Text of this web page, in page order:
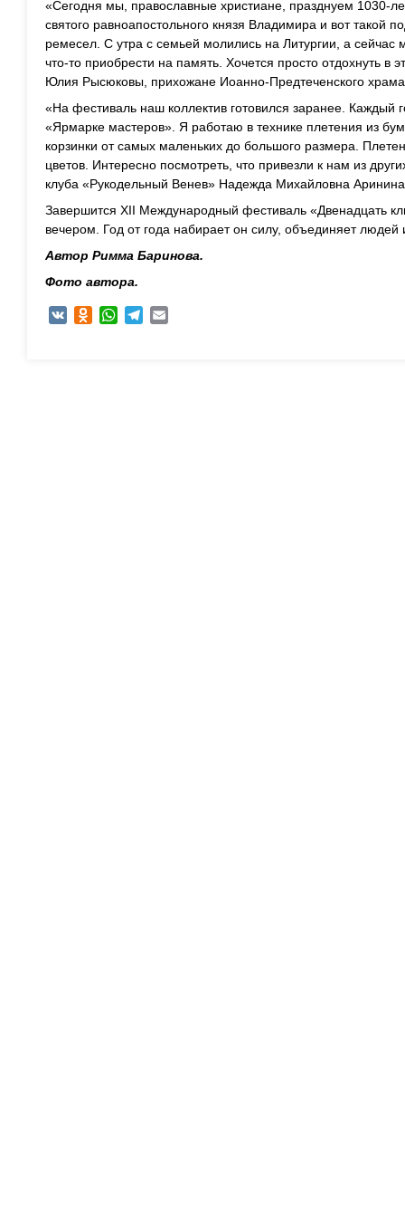
«Сегодня мы, православные христиане, празднуем 1030-
святого равноапостольного князя Владимира и вот такой
ремесел. С утра с семьей молились на Литургии, а сейчас
что-то приобрести на память. Хочется просто отдохнуть
Юлия Рысюковы, прихожане Иоанно-Предтеченского
«На фестиваль наш коллектив готовился заранее. Каждый
«Ярмарке мастеров». Я работаю в технике плетения из
корзинки от самых маленьких до большого размера.
цветов. Интересно посмотреть, что привезли к нам из
клуба «Рукодельный Венев» Надежда Михайловна
Завершится XII Международный фестиваль «Двенадцать
вечером. Год от года набирает он силу, объединяет людей
Автор Римма Баринова.
Фото автора.
VK Odnoklassniki
WhatsAppTelegram